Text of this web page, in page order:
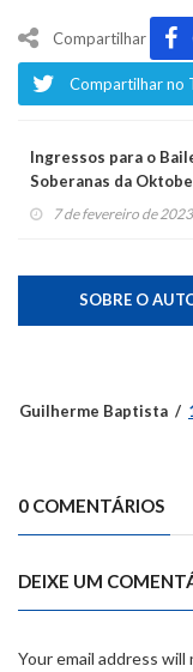
Compartilhar
Compartilhar no
Ingressos para o
Soberanas da
estão sendo vendidos
7 de fevereiro de 2023
SOBRE O
Guilherme Baptista
0 COMENTÁRIOS
DEIXE UM
Your email address